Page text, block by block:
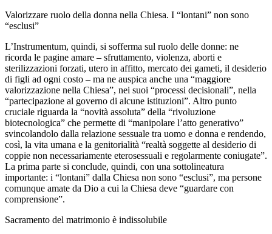
Valorizzare ruolo della donna nella Chiesa. I “lontani” non sono
“esclusi”
L’Instrumentum, quindi, si sofferma sul ruolo delle donne: ne
ricorda le pagine amare – sfruttamento, violenza, aborti e
sterilizzazioni forzati, utero in affitto, mercato dei gameti, il desiderio
di figli ad ogni costo – ma ne auspica anche una “maggiore
valorizzazione nella Chiesa”, nei suoi “processi decisionali”, nella
“partecipazione al governo di alcune istituzioni”. Altro punto
cruciale riguarda la “novità assoluta” della “rivoluzione
biotecnologica” che permette di “manipolare l’atto generativo”
svincolandolo dalla relazione sessuale tra uomo e donna e rendendo,
così, la vita umana e la genitorialità “realtà soggette al desiderio di
coppie non necessariamente eterosessuali e regolarmente coniugate”.
La prima parte si conclude, quindi, con una sottolineatura
importante: i “lontani” dalla Chiesa non sono “esclusi”, ma persone
comunque amate da Dio a cui la Chiesa deve “guardare con
comprensione”.
Sacramento del matrimonio è indissolubile